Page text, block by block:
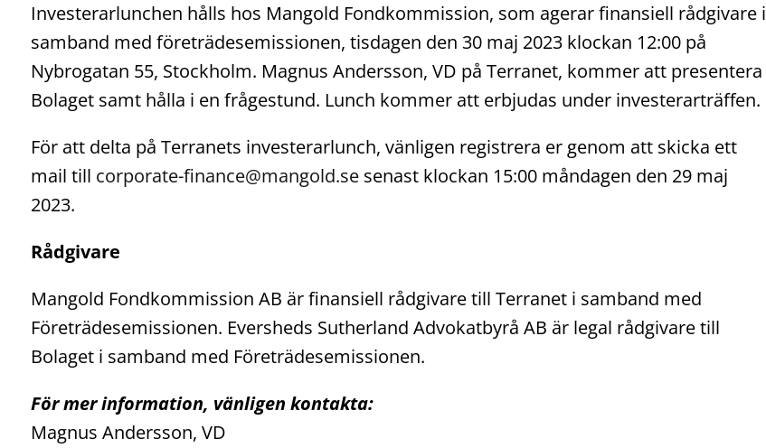
Investerarlunchen hålls hos Mangold Fondkommission, som agerar finansiell rådgivare i
samband med företrädesemissionen, tisdagen den 30 maj 2023 klockan 12:00 på
Nybrogatan 55, Stockholm. Magnus Andersson, VD på Terranet, kommer att presentera
Bolaget samt hålla i en frågestund. Lunch kommer att erbjudas under investerarträffen.
För att delta på Terranets investerarlunch, vänligen registrera er genom att skicka ett
mail till corporate-finance@mangold.sesenast klockan 15:00 måndagen den 29 maj
2023.
Rådgivare
Mangold Fondkommission AB är finansiell rådgivare till Terranet i samband med
Företrädesemissionen. Eversheds Sutherland Advokatbyrå AB är legal rådgivare till
Bolaget i samband med Företrädesemissionen.
För mer information, vänligen kontakta:
Magnus Andersson, VD